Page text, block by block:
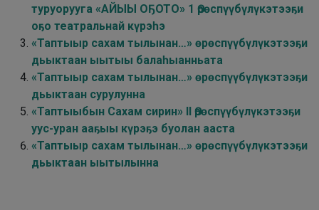
туруорууга «АЙЫЫ ОҔОТО» 1 Өрөспүүбүлүкэтээҕи
оҕо театральнай күрэһэ
«Таптыыр сахам тылынан…» өрөспүүбүлүкэтээҕи
дьыктаан ыытыы балаһыанньата
«Таптыыр сахам тылынан…» өрөспүүбүлүкэтээҕи
дьыктаан сурулунна
«Таптыыбын Сахам сирин» II Өрөспүүбүлүкэтээҕи
уус-уран ааҕыы күрэҕэ буолан ааста
«Таптыыр сахам тылынан…» өрөспүүбүлүкэтээҕи
дьыктаан ыытылынна